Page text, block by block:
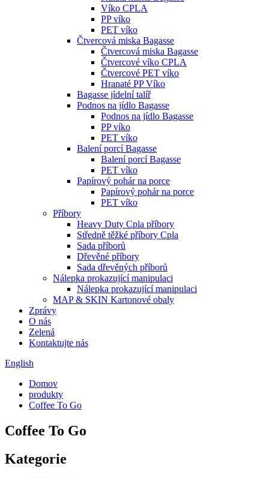
Víko CPLA
PP víko
PET víko
Čtvercová miska Bagasse
Čtvercová miska Bagasse
Čtvercové víko CPLA
Čtvercové PET víko
Hranaté PP Víko
Bagasse jídelní talíř
Podnos na jídlo Bagasse
Podnos na jídlo Bagasse
PP víko
PET víko
Balení porcí Bagasse
Balení porcí Bagasse
PET víko
Papírový pohár na porce
Papírový pohár na porce
PET víko
Příbory
Heavy Duty Cpla příbory
Středně těžké příbory Cpla
Sada příborů
Dřevěné příbory
Sada dřevěných příborů
Nálepka prokazující manipulaci
Nálepka prokazující manipulaci
MAP & SKIN Kartonové obaly
Zprávy
O nás
Zelená
Kontaktujte nás
English
Domov
produkty
Coffee To Go
Coffee To Go
Kategorie